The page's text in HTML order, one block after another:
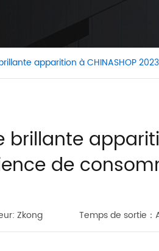
apparition à CHINASHOP
brillante
de
Zkong Temps de sortie：